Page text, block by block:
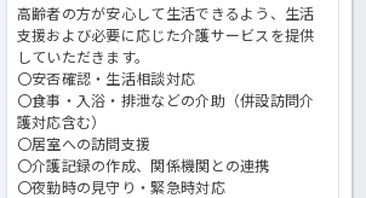
高齢者の方が安心して生活できるよう、生活
支援および必要に応じた介護サービスを提供
していただきます。
〇安否確認・生活相談対応
〇食事・入浴・排泄などの介助（併設訪問介
護対応含む）
〇居室への訪問支援
〇介護記録の作成、関係機関との連携
〇夜勤時の見守り・緊急時対応